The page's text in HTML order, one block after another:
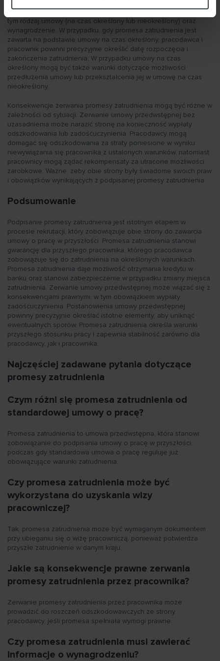
zerwania. Wzór promesy zatrudnienia powinien być zgodny z
przepisami prawa pracy i jasno określać warunki zatrudnienia, w
tym rodzaj umowy (na czas określony lub nieokreślony) oraz
wynagrodzenie. W przypadku, gdy promesa zatrudnienia jest
zawarta na podstawie umowy na czas określony, pracodawca i
pracownik powinni precyzyjnie określić datę rozpoczęcia i
zakończenia zatrudnienia. W przypadku umowy na czas
określony mogą być także warunki dotyczące możliwości
przedłużenia umowy lub przekształcenia jej w umowę na czas
nieokreślony.
Konsekwencje zerwania promesy zatrudnienia mogą być różne w
zależności od sytuacji. Zerwanie umowy przedwstępnej bez
uzasadnienia może narazić stronę na konieczność wypłaty
odszkodowania lub zadośćuczynienia. Pracodawcy mogą
domagać się odszkodowania za straty poniesione w wyniku
niewywiązania się pracownika z ustalonych warunków, natomiast
pracownicy mogą żądać rekompensaty za utracone możliwości
zarobkowe. Ważne, żeby obie strony były świadome swoich praw
i obowiązków wynikających z podpisanej promesy zatrudnienia.
Podsumowanie
Podpisanie promesy zatrudnienia jest istotnym etapem w
procesie rekrutacji, który zobowiązuje obie strony do zawarcia
umowy o pracę w przyszłości. Promesa zatrudnienia stanowi
gwarancję dla przyszłego pracownika, którego pracodawca
zobowiązuje się do zatrudnienia na określonych warunkach.
Promesa zatrudnienia daje możliwość otrzymania kredytu w
banku oraz stanowi zabezpieczenie w przypadku zmiany miejsca
zatrudnienia. Zerwanie umowy przedwstępnej może wiązać się z
konsekwencjami prawnymi, w tym obowiązkiem wypłaty
zadośćuczynienia. Postanowienia umowy przedwstępnej
powinny precyzyjnie określać istotne elementy, aby uniknąć
ewentualnych sporów. Promesa zatrudnienia określa warunki
przyszłego stosunku pracy i zapewnia stabilność zarówno dla
pracodawcy, jak i pracownika.
Najczęściej zadawane pytania dotyczące
promesy zatrudnienia
Czym różni się promesa zatrudnienia od
standardowej umowy o pracę?
Promesa zatrudnienia to umowa przedwstępna, która stanowi
zobowiązanie do podpisania umowy o pracę w przyszłości,
podczas gdy standardowa umowa o pracę reguluje już
obowiązujące warunki zatrudnienia.
Czy promesa zatrudnienia może być
wykorzystana do uzyskania wizy
pracowniczej?
Tak, promesa zatrudnienia może być wymaganym dokumentem
przy ubieganiu się o wizę pracowniczą, ponieważ potwierdza
przyszłe zatrudnienie w danym kraju.
Jakie są konsekwencje prawne zerwania
promesy zatrudnienia przez pracownika?
Zerwanie promesy zatrudnienia przez pracownika może
prowadzić do roszczeń odszkodowawczych ze strony
pracodawcy, jeśli promesa spełniała wymogi prawne.
Czy promesa zatrudnienia musi zawierać
informacje o wynagrodzeniu?